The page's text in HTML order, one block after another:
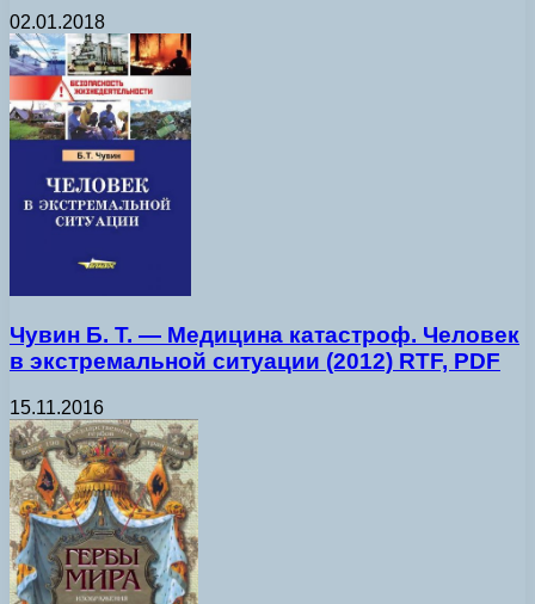
02.01.2018
Чувин Б. Т. — Медицина катастроф. Человек
в экстремальной ситуации (2012) RTF, PDF
15.11.2016